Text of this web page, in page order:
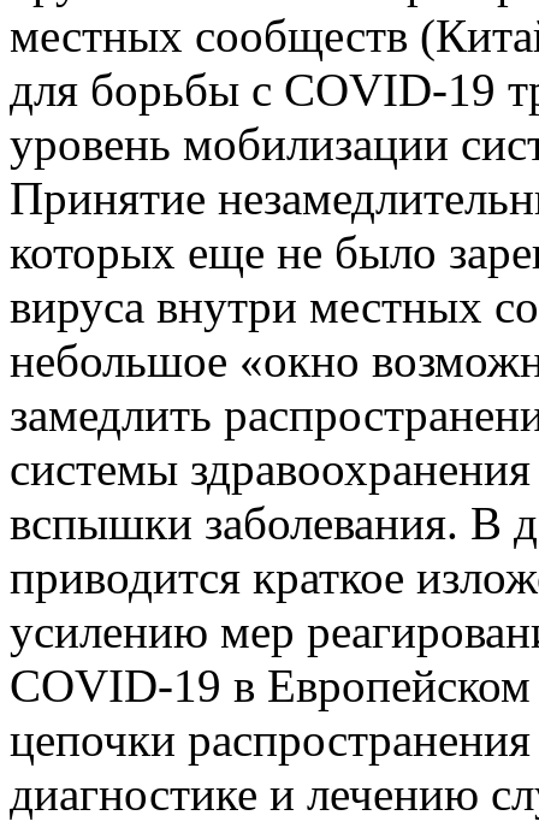
местных сообществ
для борьбы с COVID-19
уровень мобилизации
Принятие
которых еще не было
вируса внутри местных
небольшое «окно
замедлить
системы
вспышки заболевания. В
приводится краткое
усилению мер
COVID-19 в
цепочки
диагностике и лечению